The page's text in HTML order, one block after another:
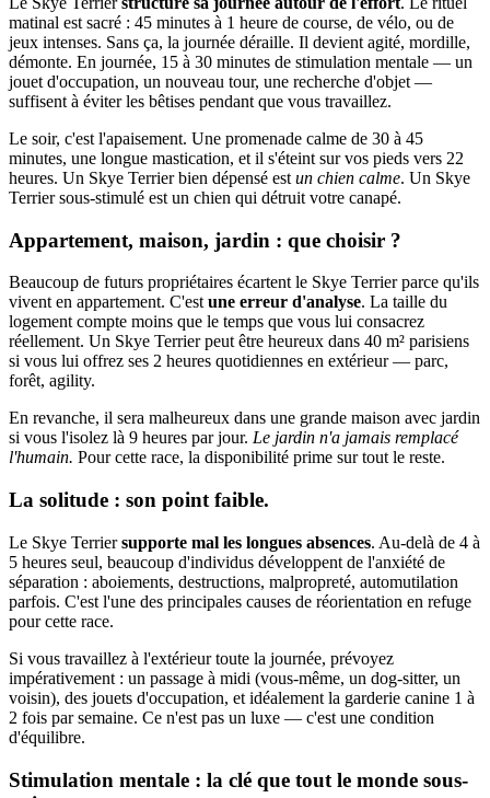
matinal est sacré : 45 minutes à 1 heure de course, de vélo, ou de
jeux intenses. Sans ça, la journée déraille. Il devient agité, mordille,
démonte. En journée, 15 à 30 minutes de stimulation mentale — un
jouet d'occupation, un nouveau tour, une recherche d'objet —
suffisent à éviter les bêtises pendant que vous travaillez.
Le soir, c'est l'apaisement. Une promenade calme de 30 à 45
minutes, une longue mastication, et il s'éteint sur vos pieds vers 22
heures. Un Skye Terrier bien dépensé est un chien calme. Un Skye
Terrier sous-stimulé est un chien qui détruit votre canapé.
Appartement, maison, jardin : que choisir ?
Beaucoup de futurs propriétaires écartent le Skye Terrier parce qu'ils
vivent en appartement. C'estune erreur d'analyse. La taille du
logement compte moins que le temps que vous lui consacrez
réellement. Un Skye Terrier peut être heureux dans 40 m² parisiens
si vous lui offrez ses 2 heures quotidiennes en extérieur — parc,
forêt, agility.
En revanche, il sera malheureux dans une grande maison avec jardin
si vous l'isolez là 9 heures par jour. Le jardin n'a jamais remplacé
l'humain. Pour cette race, la disponibilité prime sur tout le reste.
La solitude : son point faible.
Le Skye Terriersupporte mal les longues absences. Au-delà de 4 à
5 heures seul, beaucoup d'individus développent de l'anxiété de
séparation : aboiements, destructions, malpropreté, automutilation
parfois. C'est l'une des principales causes de réorientation en refuge
pour cette race.
Si vous travaillez à l'extérieur toute la journée, prévoyez
impérativement : un passage à midi (vous-même, un dog-sitter, un
voisin), des jouets d'occupation, et idéalement la garderie canine 1 à
2 fois par semaine. Ce n'est pas un luxe — c'est une condition
d'équilibre.
Stimulation mentale : la clé que tout le monde sous-